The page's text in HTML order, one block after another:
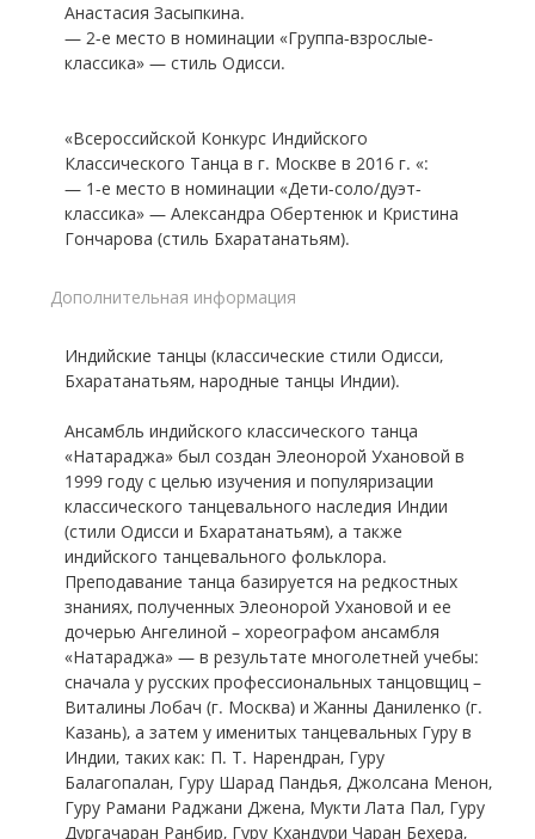
Анастасия Засыпкина.
— 2-е место в номинации «Группа-взрослые-
классика» — стиль Одисси.
«Всероссийской Конкурс Индийского
Классического Танца в г. Москве в 2016 г. «:
— 1-е место в номинации «Дети-соло/дуэт-
классика» — Александра Обертенюк и Кристина
Гончарова (стиль Бхаратанатьям).
Дополнительная информация
Индийские танцы (классические стили Одисси,
Бхаратанатьям, народные танцы Индии).
Ансамбль индийского классического танца
«Натараджа» был создан Элеонорой Ухановой в
1999 году с целью изучения и популяризации
классического танцевального наследия Индии
(стили Одисси и Бхаратанатьям), а также
индийского танцевального фольклора.
Преподавание танца базируется на редкостных
знаниях, полученных Элеонорой Ухановой и ее
дочерью Ангелиной – хореографом ансамбля
«Натараджа» — в результате многолетней учебы:
сначала у русских профессиональных танцовщиц –
Виталины Лобач (г. Москва) и Жанны Даниленко (г.
Казань), а затем у именитых танцевальных Гуру в
Индии, таких как: П. Т. Нарендран, Гуру
Балагопалан, Гуру Шарад Пандья, Джолсана Менон,
Гуру Рамани Раджани Джена, Мукти Лата Пал, Гуру
Дургачаран Ранбир, Гуру Кхандури Чаран Бехера,